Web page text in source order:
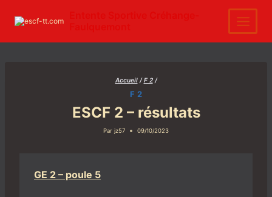
contenu
Accueil / F 2 /
F 2
ESCF 2 – résultats
Par jz57 09/10/2023
GE 2 – poule 5